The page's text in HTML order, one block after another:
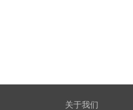
关于我们